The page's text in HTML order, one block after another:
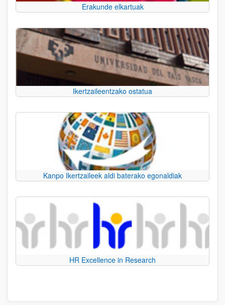
Erakunde elkartuak
Ikertzaileentzako ostatua
Kanpo Ikertzaileek aldi baterako egonaldiak
HR Excellence in Research